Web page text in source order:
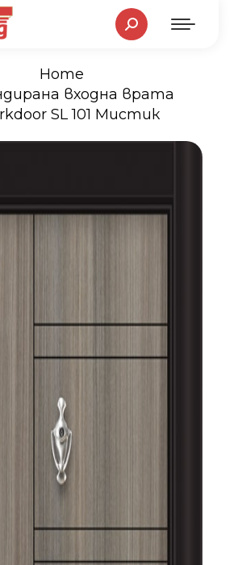
Search:
You are here:
Home
входна врата
SL 101 Мистик